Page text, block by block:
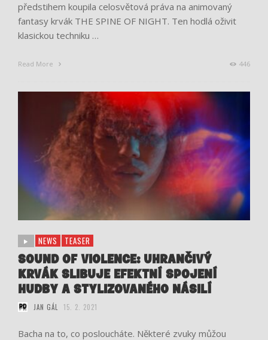
předstihem koupila celosvětová práva na animovaný
fantasy krvák THE SPINE OF NIGHT. Ten hodlá oživit
klasickou techniku …
Read More 446
NEWS TEASER
SOUND OF VIOLENCE: UHRANČIVÝ
KRVÁK SLIBUJE EFEKTNÍ SPOJENÍ
HUDBY A STYLIZOVANÉHO NÁSILÍ
JAN GÁL 15. 2. 2021
Bacha na to, co posloucháte. Některé zvuky můžou